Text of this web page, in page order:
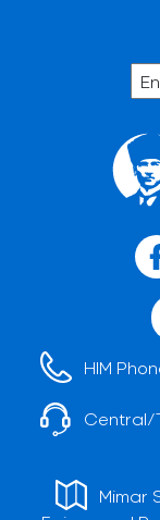
HIM
Central/
Mimar